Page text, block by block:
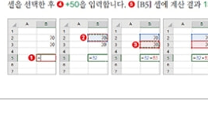
이터 제거하기
1개의 열에서 중복된 데이터 제거하기
2개 이상의 열에서 중복된 데이터 제거
류 데이터 처리하기